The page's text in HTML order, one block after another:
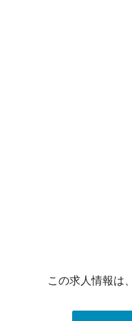
この求人情報は、